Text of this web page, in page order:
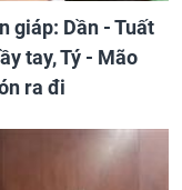
giáp: Dần - Tuất
tay, Tý - Mão
ra đi